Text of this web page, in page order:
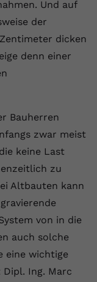
Und auf
der
dicken
denn einer
Bauherren
zwar meist
keine Last
zu
Altbauten kann
von in die
auch solche
eine wichtige
Ing. Marc
Consent-
eine
für die
Ihrer
eingestellt
um die
ermöglichen.
statistische
der
um
Inhalte,
Cookie, um
zu sammeln,
ID zum
der Website